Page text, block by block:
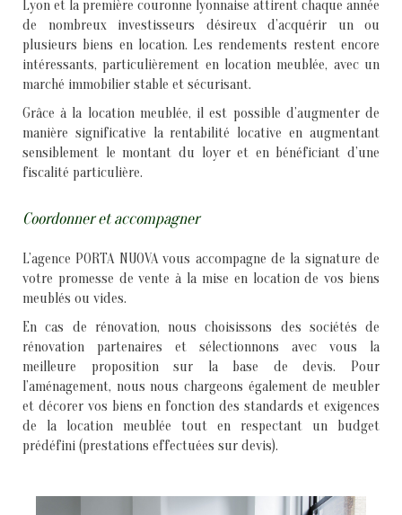
Lyon et la première couronne lyonnaise attirent chaque année
de nombreux investisseurs désireux d’acquérir un ou
plusieurs biens en location. Les rendements restent encore
intéressants, particulièrement en location meublée, avec un
marché immobilier stable et sécurisant.
Grâce à la location meublée, il est possible d’augmenter de
manière significative la rentabilité locative en augmentant
sensiblement le montant du loyer et en bénéficiant d’une
fiscalité particulière.
Coordonner et accompagner
L’agence PORTA NUOVA vous accompagne de la signature de
votre promesse de vente à la mise en location de vos biens
meublés ou vides.
En cas de rénovation, nous choisissons des sociétés de
rénovation partenaires et sélectionnons avec vous la
meilleure proposition sur la base de devis. Pour
l’aménagement, nous nous chargeons également de meubler
et décorer vos biens en fonction des standards et exigences
de la location meublée tout en respectant un budget
prédéfini (prestations effectuées sur devis).